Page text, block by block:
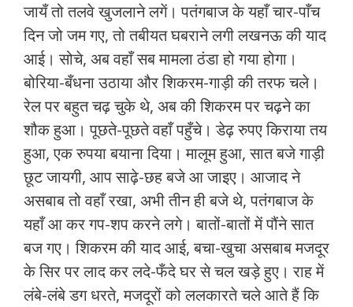
जायँ तो तलवे खुजलाने लगें। पतंगबाज के यहाँ चार-पाँच
दिन जो जम गए, तो तबीयत घबराने लगी लखनऊ की याद
आई। सोचे, अब वहाँ सब मामला ठंडा हो गया होगा।
बोरिया-बँधना उठाया और शिकरम-गाड़ी की तरफ चले।
रेल पर बहुत चढ़ चुके थे, अब की शिकरम पर चढ़ने का
शौक हुआ। पूछते-पूछते वहाँ पहुँचे। डेढ़ रुपए किराया तय
हुआ, एक रुपया बयाना दिया। मालूम हुआ, सात बजे गाड़ी
छूट जायगी, आप साढ़े-छह बजे आ जाइए। आजाद ने
असबाब तो वहाँ रखा, अभी तीन ही बजे थे, पतंगबाज के
यहाँ आ कर गप-शप करने लगे। बातों-बातों में पौंने सात
बज गए। शिकरम की याद आई, बचा-खुचा असबाब मजदूर
के सिर पर लाद कर लदे-फँदे घर से चल खड़े हुए। राह में
लंबे-लंबे डग धरते, मजदूरों को ललकारते चले आते हैं कि